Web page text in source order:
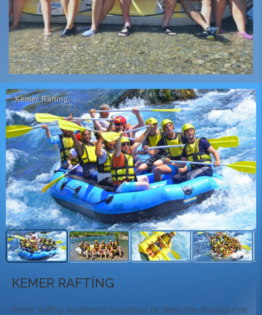
Kemer Rafting
KEMER RAFTİNG
Kemer Rafting, keşiflerinizi büyüleyici bir deneyime dönüştürmek